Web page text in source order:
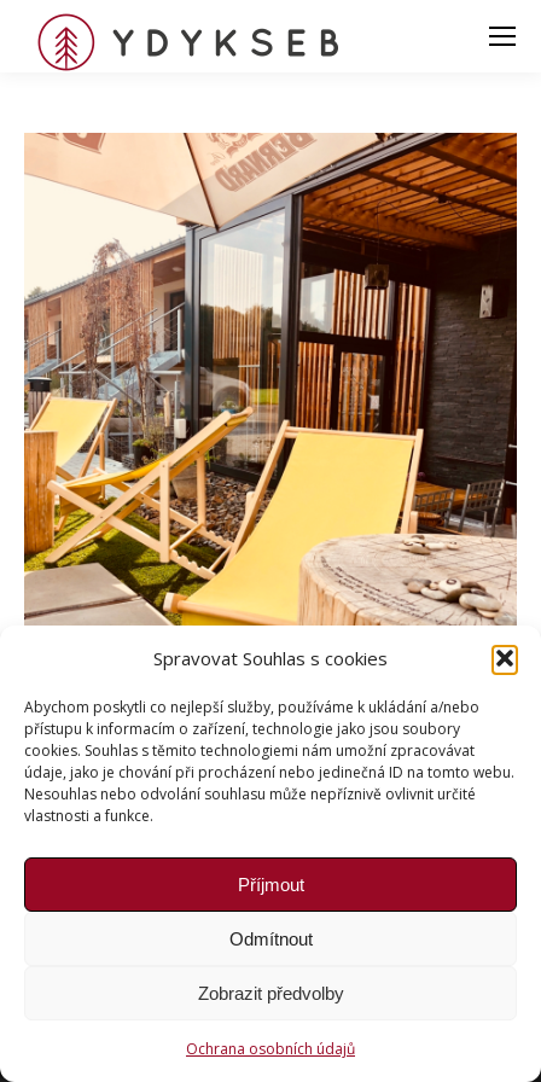
Spravovat Souhlas s cookies
Abychom poskytli co nejlepší služby, používáme k ukládání a/nebo
přístupu k informacím o zařízení, technologie jako jsou soubory
cookies. Souhlas s těmito technologiemi nám umožní zpracovávat
údaje, jako je chování při procházení nebo jedinečná ID na tomto webu.
Nesouhlas nebo odvolání souhlasu může nepříznivě ovlivnit určité
vlastnosti a funkce.
Příjmout
Odmítnout
Zobrazit předvolby
Ochrana osobních údajů
Copyright © Weiron Dynamics, s.r.o. |
stránekaSEO